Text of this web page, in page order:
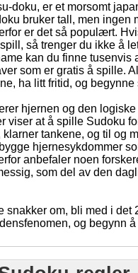
doku, er et morsomt
bruker tall, men ingen
er det så populært.
så trenger du ikke å
kan du finne tusenvis
som er gratis å spille.
ha litt fritid, og begynne
hjernen og den
viser at å spille Sudoku
klarner tankene, og til og
hjernesykdommer
anbefaler noen
som del av den
snakker om, bli med i det
og begynn